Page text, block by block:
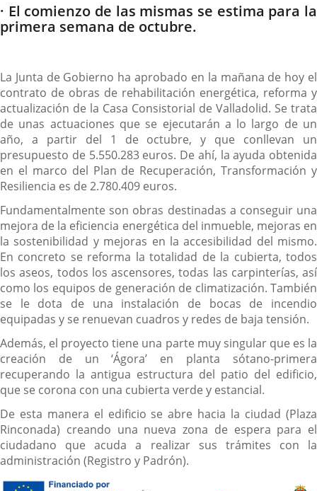
Descripción
· El comienzo de las mismas se estima para la
primera semana de octubre.
La Junta de Gobierno ha aprobado en la mañana de hoy el
contrato de obras de rehabilitación energética, reforma y
actualización de la Casa Consistorial de Valladolid. Se trata
de unas actuaciones que se ejecutarán a lo largo de un
año, a partir del 1 de octubre, y que conllevan un
presupuesto de 5.550.283 euros. De ahí, la ayuda obtenida
en el marco del Plan de Recuperación, Transformación y
Resiliencia es de 2.780.409 euros.
Fundamentalmente son obras destinadas a conseguir una
mejora de la eficiencia energética del inmueble, mejoras en
la sostenibilidad y mejoras en la accesibilidad del mismo.
En concreto se reforma la totalidad de la cubierta, todos
los aseos, todos los ascensores, todas las carpinterías, así
como los equipos de generación de climatización. También
se le dota de una instalación de bocas de incendio
equipadas y se renuevan cuadros y redes de baja tensión.
Además, el proyecto tiene una parte muy singular que es la
creación de un ‘Ágora’ en planta sótano-primera
recuperando la antigua estructura del patio del edificio,
que se corona con una cubierta verde y estancial.
De esta manera el edificio se abre hacia la ciudad (Plaza
Rinconada) creando una nueva zona de espera para el
ciudadano que acuda a realizar sus trámites con la
administración (Registro y Padrón).